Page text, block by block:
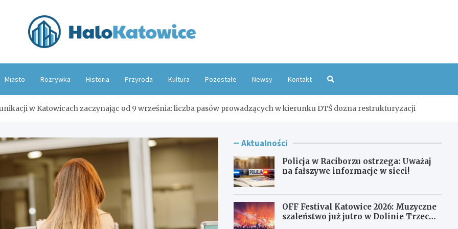
Miasto Rozrywka Historia Przyroda Kultura Pozostałe Newsy Kontakt
w Katowicach zaczynając od 9 września: liczba pasów prowadzących w kierunku DTŚ dozna restrukturyzacji
Aktualności
Policja w Raciborzu ostrzega: Uważaj
na fałszywe informacje w sieci!
OFF Festival Katowice 2026: Muzyczne
szaleństwo już jutro w Dolinie Trzech